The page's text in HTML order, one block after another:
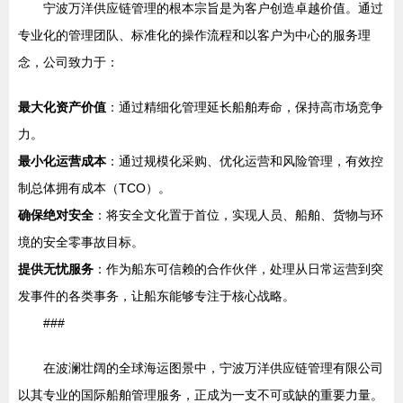
宁波万洋供应链管理的根本宗旨是为客户创造卓越价值。通过
专业化的管理团队、标准化的操作流程和以客户为中心的服务理
念，公司致力于：
最大化资产价值 ：通过精细化管理延长船舶寿命，保持高市场竞争
力。
最小化运营成本：通过规模化采购、优化运营和风险管理，有效控
制总体拥有成本（TCO）。
确保绝对安全 ：将安全文化置于首位，实现人员、船舶、货物与环
境的安全零事故目标。
提供无忧服务 ：作为船东可信赖的合作伙伴，处理从日常运营到突
发事件的各类事务，让船东能够专注于核心战略。
###
在波澜壮阔的全球海运图景中，宁波万洋供应链管理有限公司
以其专业的国际船舶管理服务，正成为一支不可或缺的重要力量。